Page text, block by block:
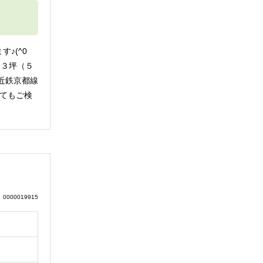
す♪(^0
坪（５
鉄京都線
もご検
0000019915